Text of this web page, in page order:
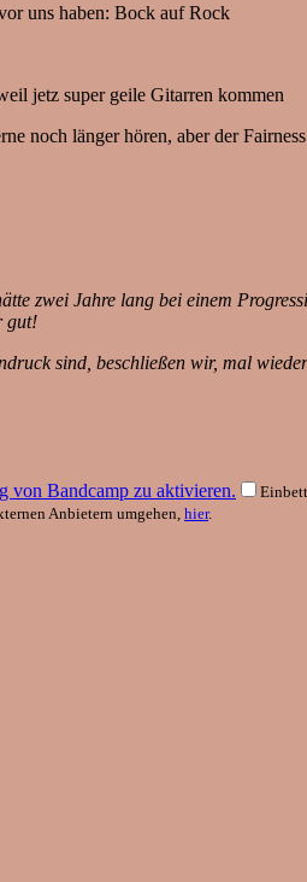
uns haben: Bock auf Rock
jetz super geile Gitarren kommen
noch länger hören, aber der
zwei Jahre lang bei einem
gut!
sind, beschließen wir, mal
von Bandcamp zu aktivieren.
Anbietern umgehen, hier.